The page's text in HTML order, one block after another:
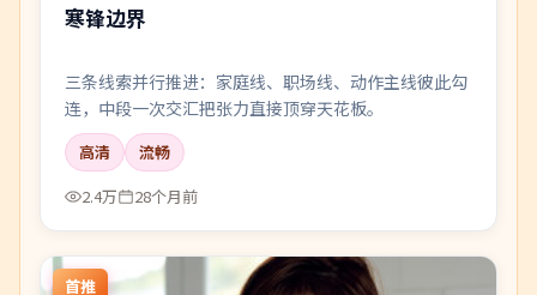
寒锋边界
三条线索并行推进：家庭线、职场线、动作主线彼此勾
连，中段一次交汇把张力直接顶穿天花板。
高清
流畅
2.4万
28个月前
首推